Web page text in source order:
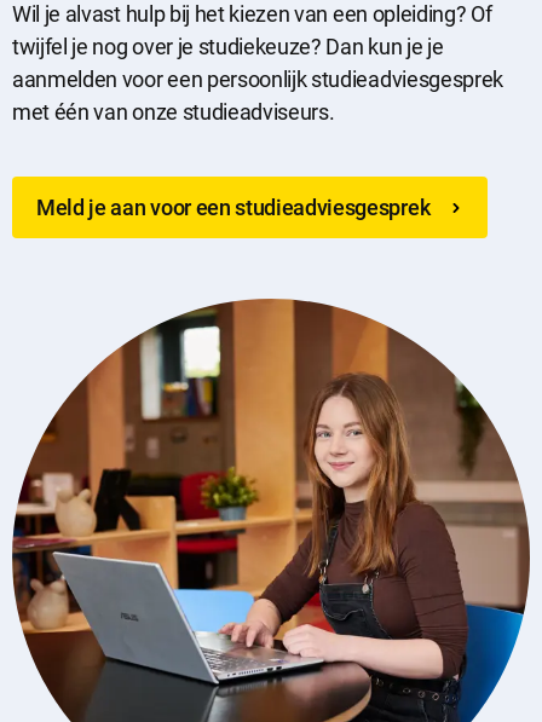
Wil je alvast hulp bij het kiezen van een opleiding? Of
twijfel je nog over je studiekeuze? Dan kun je je
aanmelden voor een persoonlijk studieadviesgesprek
met één van onze studieadviseurs.
Meld je aan voor een studieadviesgesprek